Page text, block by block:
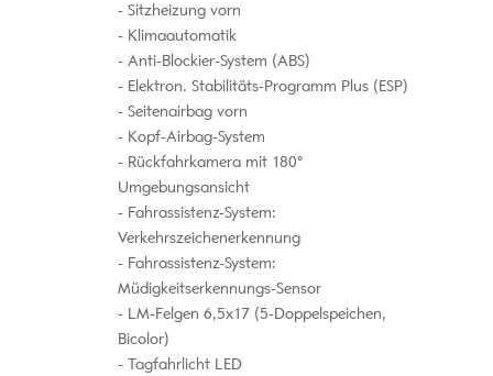
Sitzheizung vorn
Klimaautomatik
Anti-Blockier-System (ABS)
Elektron. Stabilitäts-Programm Plus (ESP)
Seitenairbag vorn
Kopf-Airbag-System
Rückfahrkamera mit 180°
Umgebungsansicht
Fahrassistenz-System:
Verkehrszeichenerkennung
Fahrassistenz-System:
Müdigkeitserkennungs-Sensor
LM-Felgen 6,5x17 (5-Doppelspeichen,
Bicolor)
Tagfahrlicht LED